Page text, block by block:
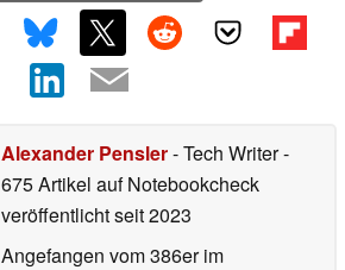
Alexander Pensler- Tech Writer-
675 Artikel auf Notebookcheck
veröffentlichtseit 2023
Angefangen vom 386er im